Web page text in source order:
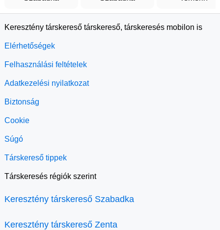
Keresztény társkereső társkereső, társkeresés mobilon is
Elérhetőségek
Felhasználási feltételek
Adatkezelési nyilatkozat
Biztonság
Cookie
Súgó
Társkereső tippek
Társkeresés régiók szerint
Keresztény társkereső Szabadka
Keresztény társkereső Zenta